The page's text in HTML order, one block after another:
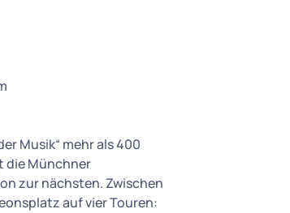
Musik“ mehr als 400
die Münchner
zur nächsten. Zwischen
auf vier Touren: